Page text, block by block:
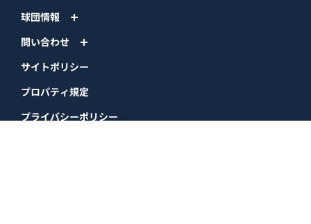
球団情報
問い合わせ
サイトポリシー
プロパティ規定
プライバシーポリシー